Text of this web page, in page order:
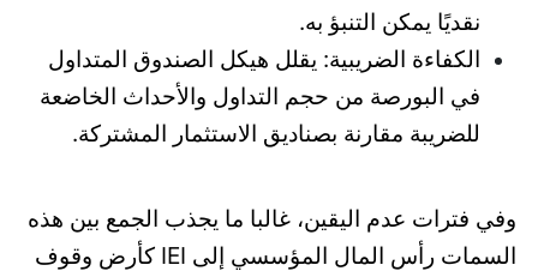
نقديًا يمكن التنبؤ به.
الكفاءة الضريبية: يقلل هيكل الصندوق المتداول
في البورصة من حجم التداول والأحداث الخاضعة
للضريبة مقارنة بصناديق الاستثمار المشتركة.
وفي فترات عدم اليقين، غالبا ما يجذب الجمع بين هذه
السمات رأس المال المؤسسي إلى IEI كأرض وقوف